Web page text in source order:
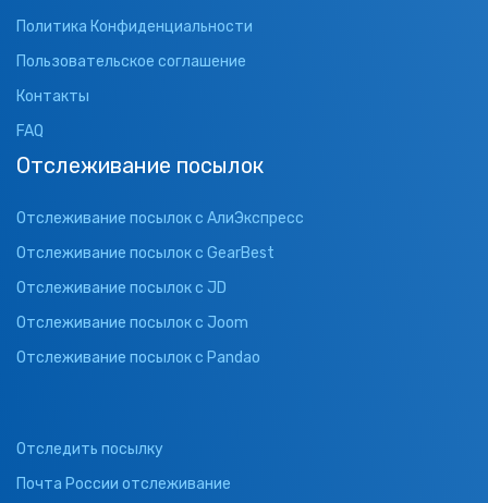
Политика Конфиденциальности
Пользовательское соглашение
Контакты
FAQ
Отслеживание посылок
Отслеживание посылок с АлиЭкспресс
Отслеживание посылок с GearBest
Отслеживание посылок с JD
Отслеживание посылок с Joom
Отслеживание посылок с Pandao
Отследить посылку
Почта России отслеживание